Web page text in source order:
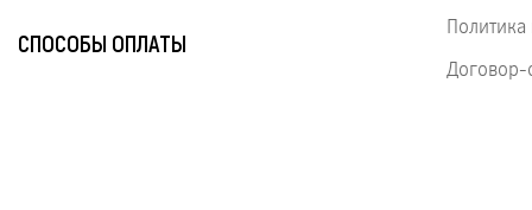
СПОСОБЫ ОПЛАТЫ